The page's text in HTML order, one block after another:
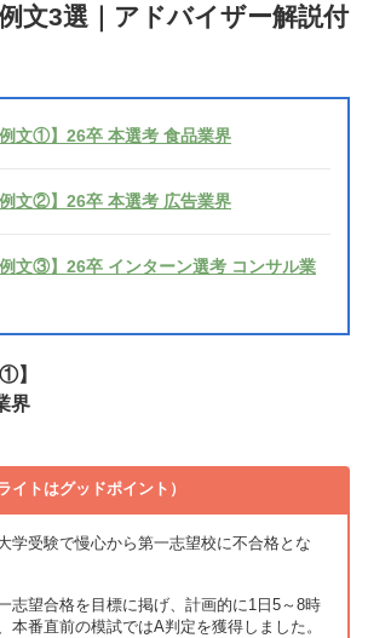
文3選｜アドバイザー解説付
例文①】26卒 本選考 食品業界
例文②】26卒 本選考 広告業界
例文③】26卒 インターン選考 コンサル業
】
界
イトはグッドポイント）
学受験で慢心から第一志望校に不合格とな
志望合格を目標に掲げ、計画的に1日5～8時
本番直前の模試ではA判定を獲得しました。